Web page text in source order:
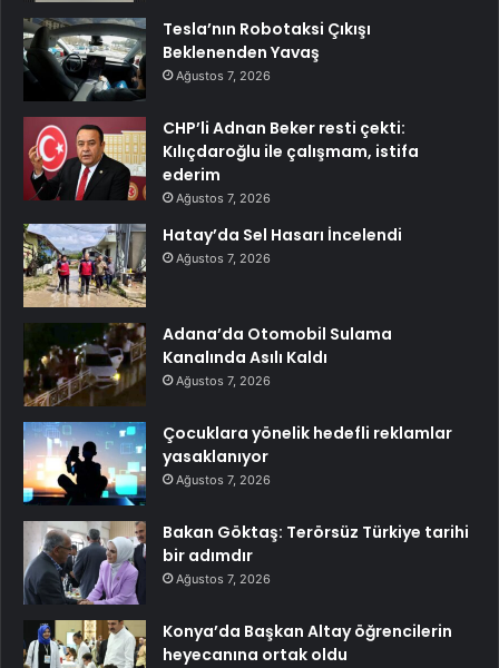
Tesla’nın Robotaksi Çıkışı
Beklenenden Yavaş
Ağustos 7, 2026
CHP’li Adnan Beker resti çekti:
Kılıçdaroğlu ile çalışmam, istifa
ederim
Ağustos 7, 2026
Hatay’da Sel Hasarı İncelendi
Ağustos 7, 2026
Adana’da Otomobil Sulama
Kanalında Asılı Kaldı
Ağustos 7, 2026
Çocuklara yönelik hedefli reklamlar
yasaklanıyor
Ağustos 7, 2026
Bakan Göktaş: Terörsüz Türkiye tarihi
bir adımdır
Ağustos 7, 2026
Konya’da Başkan Altay öğrencilerin
heyecanına ortak oldu